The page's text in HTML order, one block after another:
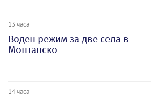
13 часа
Воден режим за две села в
Монтанско
14 часа